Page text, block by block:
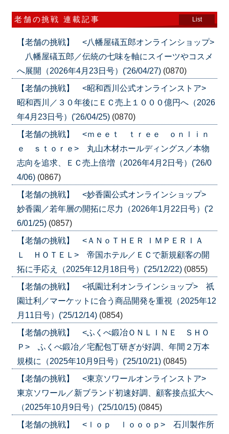
老舗の挑戦 連載記事 List
【老舗の挑戦】 <八幡屋礒五郎オンラインショップ>
八幡屋礒五郎／伝統の七味を軸にスイーツやコスメ
へ展開（2026年4月23日号）('26/04/27) (0870)
【老舗の挑戦】 <昭和西川公式オンラインストア>
昭和西川／３０年後にＥＣ売上１０００億円へ（2026
年4月23日号）('26/04/25) (0870)
【老舗の挑戦】 <ｍｅｅｔ ｔｒｅｅ ｏｎｌｉｎ
ｅ ｓｔｏｒｅ> 丸山木材ホールディングス／本物
志向を追求、ＥＣ売上倍増（2026年4月2日号）('26/0
4/06) (0867)
【老舗の挑戦】 <妙香園公式オンラインショップ>
妙香園／若年層の開拓に尽力（2026年1月22日号）('2
6/01/25) (0857)
【老舗の挑戦】 <ＡＮｏＴＨＥＲ ＩＭＰＥＲＩＡ
Ｌ ＨＯＴＥＬ> 帝国ホテル／ＥＣで新規顧客の開
拓に手応え（2025年12月18日号）('25/12/22) (0855)
【老舗の挑戦】 <祇園辻利オンラインショップ> 祇
園辻利／マーケットに合う商品開発を重視（2025年12
月11日号）('25/12/14) (0854)
【老舗の挑戦】 <ふくべ鍛冶ＯＮＬＩＮＥ ＳＨＯ
Ｐ> ふくべ鍛冶／宅配包丁研ぎが好調、年間２万本
規模に（2025年10月9日号）('25/10/21) (0845)
【老舗の挑戦】 <東京ソワールオンラインストア>
東京ソワール／新ブランド初速好調、顧客接点拡大へ
（2025年10月9日号）('25/10/15) (0845)
【老舗の挑戦】 <ｌｏｐ ｌｏｏｏｐ> 石川製作所